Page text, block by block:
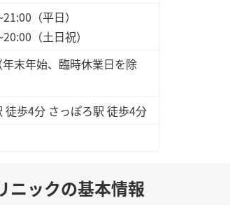
（平日）
（土日祝）
末年始、臨時休業日を除
徒歩4分 さっぽろ駅 徒歩4分
ニックの基本情報